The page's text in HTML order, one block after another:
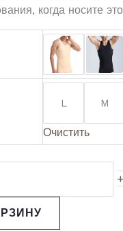
когда носите
L M
Очистить
+